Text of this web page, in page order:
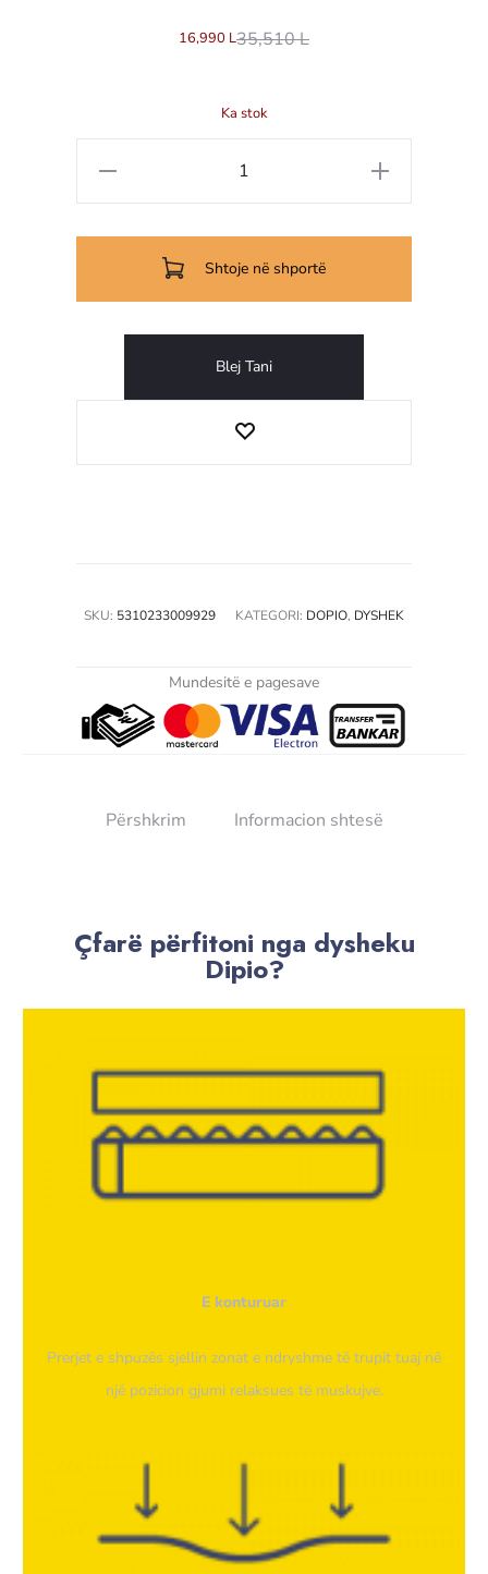
35,510L
16,990 L
Ka stok
Shtoje në shportë
Blej Tani
SKU: 5310233009929 KATEGORI: DOPIO, DYSHEK
Mundesitë e pagesave
Përshkrim Informacion shtesë
Çfarë përfitoni nga dysheku
Dipio?​
E konturuar
Prerjet e shpuzës sjellin zonat e ndryshme të trupit tuaj në
një pozicion gjumi relaksues të muskujve.